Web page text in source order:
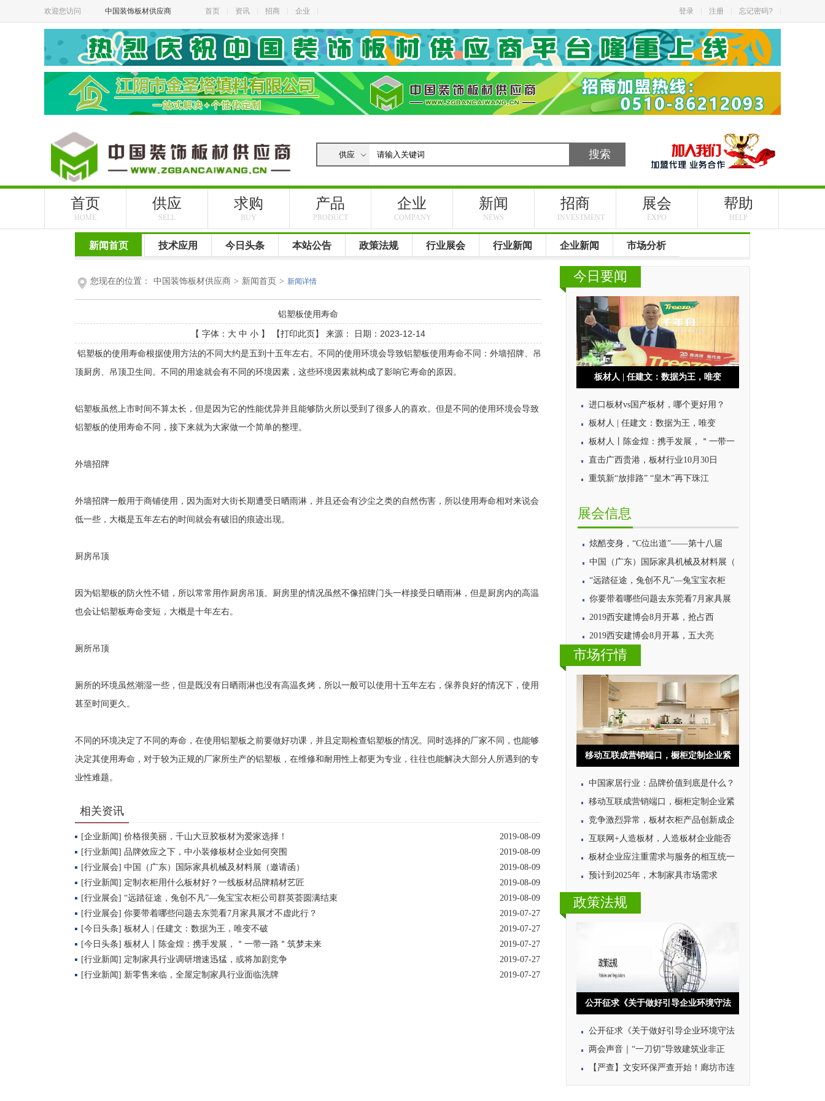
欢迎您访问 中国装饰板材供应商 首页 资讯 招商 企业 登录 注册 忘记密码?
首页
HOME
供应
SELL
求购
BUY
产品
PRODUCT
企业
COMPANY
新闻
NEWS
招商
INVESTMENT
展会
EXPO
帮助
HELP
新闻首页 技术应用 今日头条 本站公告 政策法规 行业展会 行业新闻 企业新闻 市场分析
您现在的位置： 中国装饰板材供应商 > 新闻首页 > 新闻详情
铝塑板使用寿命
【 字体： 大 中 小 】 【打印此页】 来源： 日期：2023-12-14
铝塑板的使用寿命根据使用方法的不同大约是五到十五年左右。不同的使用环境会导致铝塑板使用寿命不同：外墙招牌、吊
顶厨房、吊顶卫生间。不同的用途就会有不同的环境因素，这些环境因素就构成了影响它寿命的原因。
铝塑板虽然上市时间不算太长，但是因为它的性能优异并且能够防火所以受到了很多人的喜欢。但是不同的使用环境会导致
铝塑板的使用寿命不同，接下来就为大家做一个简单的整理。
外墙招牌
外墙招牌一般用于商铺使用，因为面对大街长期遭受日晒雨淋，并且还会有沙尘之类的自然伤害，所以使用寿命相对来说会
低一些，大概是五年左右的时间就会有破旧的痕迹出现。
厨房吊顶
因为铝塑板的防火性不错，所以常常用作厨房吊顶。厨房里的情况虽然不像招牌门头一样接受日晒雨淋，但是厨房内的高温
也会让铝塑板寿命变短，大概是十年左右。
厕所吊顶
厕所的环境虽然潮湿一些，但是既没有日晒雨淋也没有高温炙烤，所以一般可以使用十五年左右，保养良好的情况下，使用
甚至时间更久。
不同的环境决定了不同的寿命，在使用铝塑板之前要做好功课，并且定期检查铝塑板的情况。同时选择的厂家不同，也能够
决定其使用寿命，对于较为正规的厂家所生产的铝塑板，在维修和耐用性上都更为专业，往往也能解决大部分人所遇到的专
业性难题。
相关资讯
2019-08-09
[企业新闻] 价格很美丽，千山大豆胶板材为爱家选择！
2019-08-09
[行业新闻] 品牌效应之下，中小装修板材企业如何突围
2019-08-09
[行业展会] 中国（广东）国际家具机械及材料展（邀请函）
2019-08-09
[行业新闻] 定制衣柜用什么板材好？一线板材品牌精材艺匠
2019-08-09
[行业展会] “远踏征途，兔创不凡”—兔宝宝衣柜公司群英荟圆满结束
2019-07-27
[行业展会] 你要带着哪些问题去东莞看7月家具展才不虚此行？
2019-07-27
[今日头条] 板材人 | 任建文：数据为王，唯变不破
2019-07-27
[今日头条] 板材人丨陈金煌：携手发展，＂一带一路＂筑梦未来
2019-07-27
[行业新闻] 定制家具行业调研增速迅猛，或将加剧竞争
2019-07-27
[行业新闻] 新零售来临，全屋定制家具行业面临洗牌
今日要闻
板材人 | 任建文：数据为王，唯变
进口板材vs国产板材，哪个更好用？
板材人 | 任建文：数据为王，唯变
板材人丨陈金煌：携手发展，＂一带一
直击广西贵港，板材行业10月30日
重筑新“放排路” “皇木”再下珠江
展会信息
炫酷变身，“C位出道”——第十八届
中国（广东）国际家具机械及材料展（
“远踏征途，兔创不凡”—兔宝宝衣柜
你要带着哪些问题去东莞看7月家具展
2019西安建博会8月开幕，抢占西
2019西安建博会8月开幕，五大亮
市场行情
移动互联成营销端口，橱柜定制企业紧
中国家居行业：品牌价值到底是什么？
移动互联成营销端口，橱柜定制企业紧
竞争激烈异常，板材衣柜产品创新成企
互联网+人造板材，人造板材企业能否
板材企业应注重需求与服务的相互统一
预计到2025年，木制家具市场需求
政策法规
公开征求《关于做好引导企业环境守法
公开征求《关于做好引导企业环境守法
两会声音｜“一刀切”导致建筑业非正
【严查】文安环保严查开始！廊坊市连